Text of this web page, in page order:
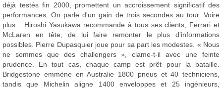
déjà testés fin 2000, promettent un accroissement significatif des
performances. On parle d'un gain de trois secondes au tour. Voire
plus... Hiroshi Yasukawa recommande à tous ses clients, Ferrari et
McLaren en tête, de lui faire remonter le plus d'informations
possibles. Pierre Dupasquier joue pour sa part les modestes. « Nous
ne sommes que des challengers », clame-t-il avec une feinte
prudence. En tout cas, chaque camp est prêt pour la bataille.
Bridgestone emmène en Australie 1800 pneus et 40 techniciens,
tandis que Michelin aligne 1400 enveloppes et 25 ingénieurs,